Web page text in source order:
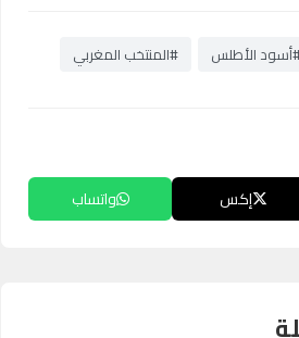
الأطلس #المنتخب المغربي
إكس واتساب